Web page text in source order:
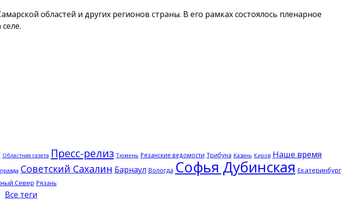
областей и других регионов страны. В его рамках состоялось пленарное
Областная газета Пресс-релиз Тюмень Рязанские ведомости Трибуна Казань Киров Наше время
Советский Сахалин Барнаул Вологда Софья Дубинская Екатеринбург
Север Рязань
Все теги